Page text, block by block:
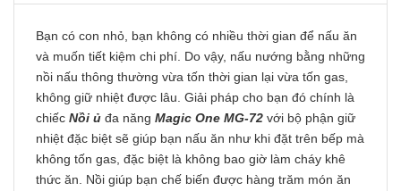
Bạn có con nhỏ, bạn không có nhiều thời gian để nấu ăn
và muốn tiết kiệm chi phí. Do vậy, nấu nướng bằng những
nồi nấu thông thường vừa tốn thời gian lại vừa tốn gas,
không giữ nhiệt được lâu. Giải pháp cho bạn đó chính là
chiếc Nồi ủ đa năng Magic One MG-72 với bộ phận giữ
nhiệt đặc biệt sẽ giúp bạn nấu ăn như khi đặt trên bếp mà
không tốn gas, đặc biệt là không bao giờ làm cháy khê
thức ăn. Nồi giúp bạn chế biến được hàng trăm món ăn